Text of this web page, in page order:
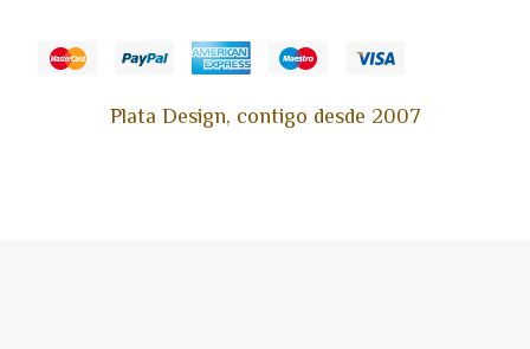
Plata Design, contigo desde 2007